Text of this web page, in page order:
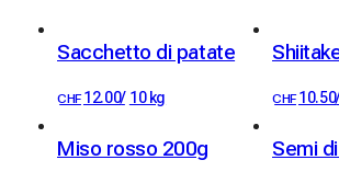
Sacchetto di patate
CHF 12.00/ 10 kg CHF 10.50/
Miso rosso 200g